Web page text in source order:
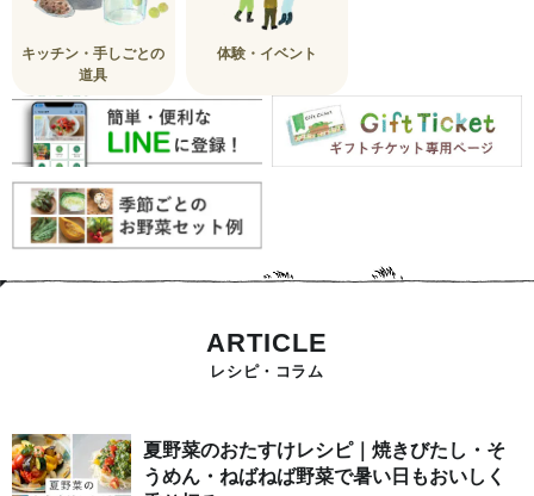
キッチン・手しごとの
道具
体験・イベント
ARTICLE
レシピ・コラム
夏野菜のおたすけレシピ｜焼きびたし・そ
うめん・ねばねば野菜で暑い日もおいしく